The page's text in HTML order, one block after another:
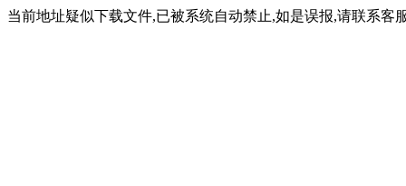
当前地址疑似下载文件,已被系统自动禁止,如是误报,请联系客